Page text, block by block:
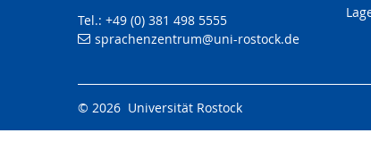
Tel.: +49 (0) 381 498 5555
sprachenzentrum@uni-rostock.de
© 2026 Universität Rostock